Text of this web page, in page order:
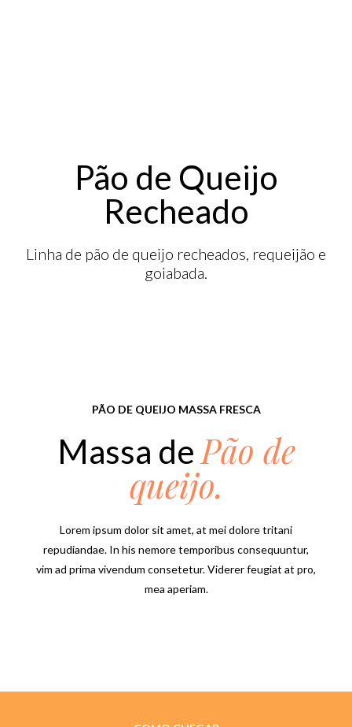
Pão de Queijo
Recheado
Linha de pão de queijo recheados, requeijão e
goiabada.
PÃO DE QUEIJO MASSA FRESCA
Massa dePão de
queijo.
Lorem ipsum dolor sit amet, at mei dolore tritani
repudiandae. In his nemore temporibus consequuntur,
vim ad prima vivendum consetetur. Viderer feugiat at pro,
mea aperiam.